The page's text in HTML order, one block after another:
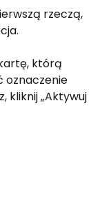
rzeczą,
którą
oznaczenie
kliknij „Aktywuj